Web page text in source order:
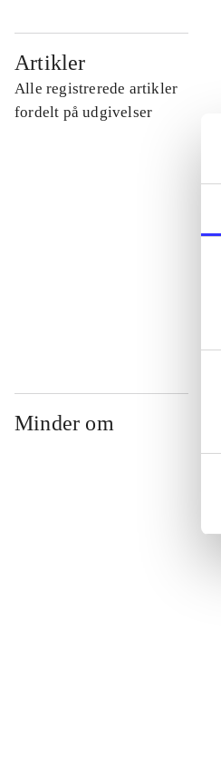
Artikler
Alle registrerede artikler
fordelt på udgivelser
Minder om